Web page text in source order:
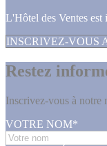
L'Hôtel des Ventes
INSCRIVEZ-VOUS
Restez
Inscrivez-vous à notre
VOTRE NOM*